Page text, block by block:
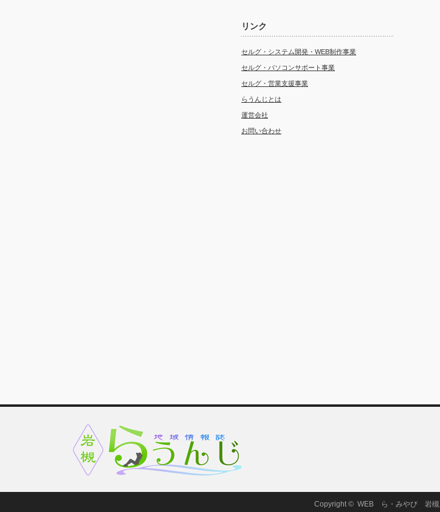
リンク
セルグ・システム開発・WEB制作事業
セルグ・パソコンサポート事業
セルグ・営業支援事業
らうんじとは
運営会社
お問い合わせ
Copyright © WEB ら・みやび 岩槻